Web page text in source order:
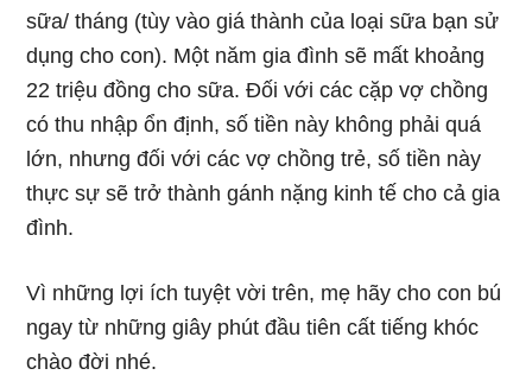
sữa/ tháng (tùy vào giá thành của loại sữa bạn sử
dụng cho con). Một năm gia đình sẽ mất khoảng
22 triệu đồng cho sữa. Đối với các cặp vợ chồng
có thu nhập ổn định, số tiền này không phải quá
lớn, nhưng đối với các vợ chồng trẻ, số tiền này
thực sự sẽ trở thành gánh nặng kinh tế cho cả gia
đình.
Vì những lợi ích tuyệt vời trên, mẹ hãy cho con bú
ngay từ những giây phút đầu tiên cất tiếng khóc
chào đời nhé.